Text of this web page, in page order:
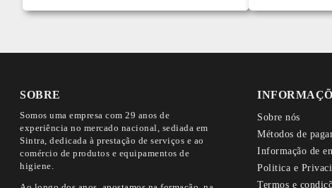
SOBRE
Somos uma empresa com 29 anos de
experiência no mercado nacional, sediada em
Sintra, dedicada à prestação de serviços e ao
comércio de produtos e equipamentos de
higiene.
Sobre nós
Métodos de
Informação de
Politica e
Termos e